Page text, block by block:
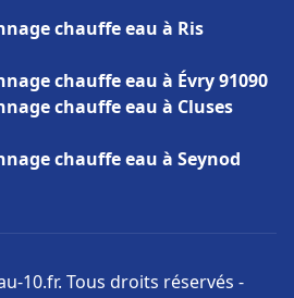
chauffe eau à Ris
chauffe eau à Évry 91090
chauffe eau à Cluses
chauffe eau à Seynod
10.fr. Tous droits réservés -